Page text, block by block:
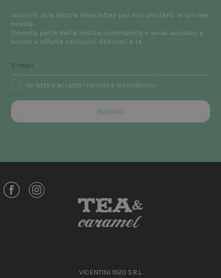
Iscriviti alla nostra newsletter per non perderti le ultime
novità.
Diventa parte della nostra community e avrai accesso a
sconti e offerte esclusivi dedicati a te.
Ho letto e accetto i termini e le condizioni
VICENTINI 1920 S.R.L.